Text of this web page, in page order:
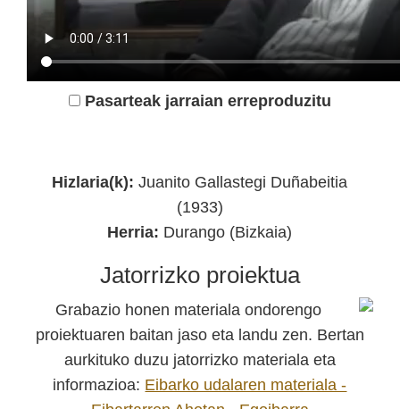
Pasarteak jarraian erreproduzitu
Hizlaria(k): Juanito Gallastegi Duñabeitia
(1933)
Herria: Durango (Bizkaia)
Jatorrizko proiektua
Grabazio honen materiala ondorengo
proiektuaren baitan jaso eta landu zen. Bertan
aurkituko duzu jatorrizko materiala eta
informazioa: Eibarko udalaren materiala -